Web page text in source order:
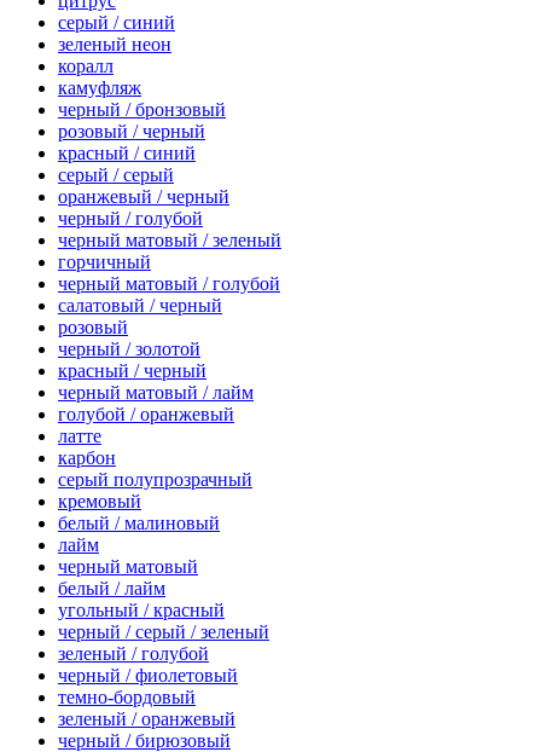
серый / синий
зеленый неон
коралл
камуфляж
черный / бронзовый
розовый / черный
красный / синий
серый / серый
оранжевый / черный
черный / голубой
черный матовый / зеленый
горчичный
черный матовый / голубой
салатовый / черный
розовый
черный / золотой
красный / черный
черный матовый / лайм
голубой / оранжевый
латте
карбон
серый полупрозрачный
кремовый
белый / малиновый
лайм
черный матовый
белый / лайм
угольный / красный
черный / серый / зеленый
зеленый / голубой
черный / фиолетовый
темно-бордовый
зеленый / оранжевый
черный / бирюзовый